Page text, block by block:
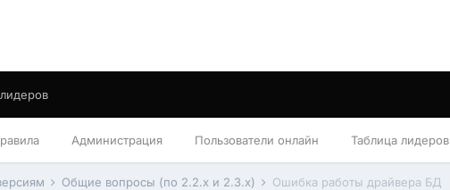
Администрация Пользователи онлайн Таблица лидеров
Общие вопросы (по 2.2.x и 2.3.x) Ошибка работы драйвера БД